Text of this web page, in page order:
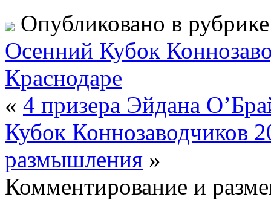
Опубликовано в
Осенний Кубок
Краснодаре
« 4 призера Эйдана
Кубок Коннозаводчиков
размышления »
Комментирование и